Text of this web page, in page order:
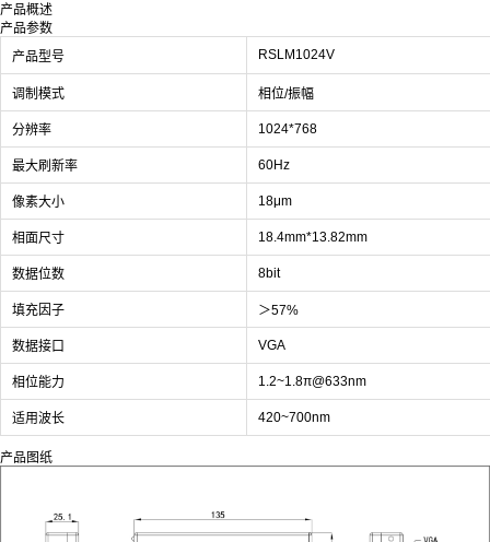
产品概述
产品参数
产品型号
RSLM1024V
调制模式 相位/振幅
分辨率 1024*768
最大刷新率 60Hz
像素大小 18μm
相面尺寸 18.4mm*13.82mm
数据位数 8bit
填充因子 ＞57%
数据接口 VGA
相位能力 1.2~1.8π@633nm
适用波长 420~700nm
产品图纸